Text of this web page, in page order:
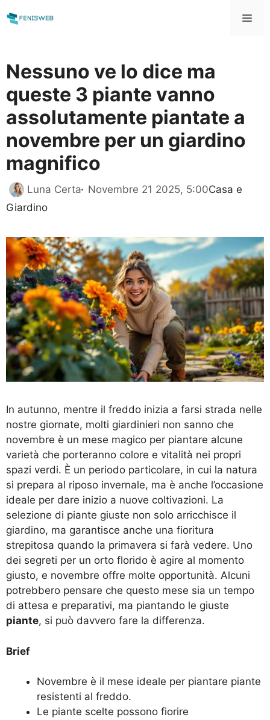
al
Nessuno ve lo dice ma
queste 3 piante vanno
assolutamente piantate a
novembre per un giardino
magnifico
Luna Certa Novembre 21 2025, 5:00Categorie
Casa e
Giardino
In autunno, mentre il freddo inizia a farsi strada nelle
nostre giornate, molti giardinieri non sanno che
novembre è un mese magico per piantare alcune
varietà che porteranno colore e vitalità nei propri
spazi verdi. È un periodo particolare, in cui la natura
si prepara al riposo invernale, ma è anche l’occasione
ideale per dare inizio a nuove coltivazioni. La
selezione di piante giuste non solo arricchisce il
giardino, ma garantisce anche una fioritura
strepitosa quando la primavera si farà vedere. Uno
dei segreti per un orto florido è agire al momento
giusto, e novembre offre molte opportunità. Alcuni
potrebbero pensare che questo mese sia un tempo
di attesa e preparativi, ma piantando le giuste
piante, si può davvero fare la differenza.
Brief
Novembre è il mese ideale per piantare piante
resistenti al freddo.
Le piante scelte possono fiorire